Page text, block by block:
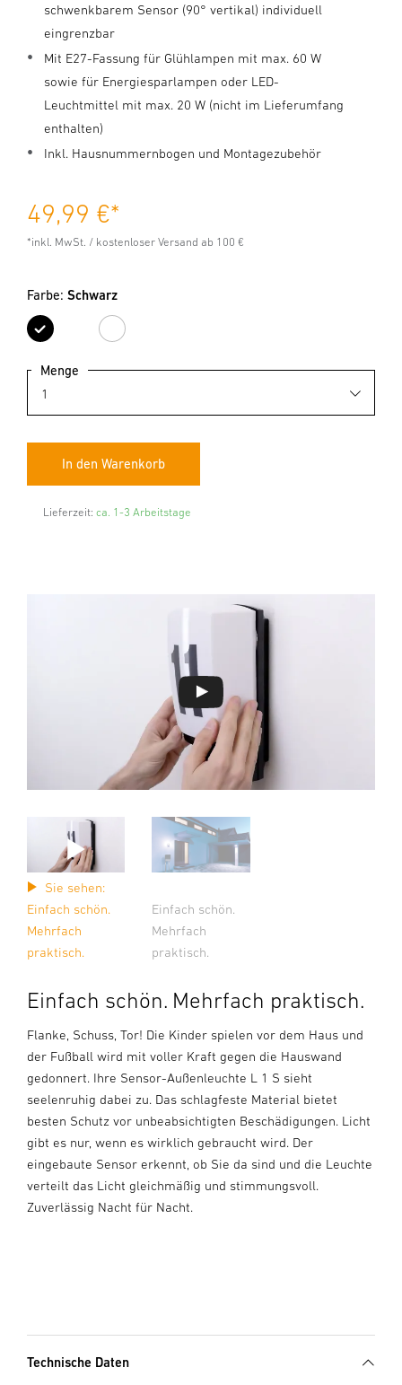
schwenkbarem Sensor (90° vertikal) individuell
eingrenzbar
Mit E27-Fassung für Glühlampen mit max. 60 W
sowie für Energiesparlampen oder LED-
Leuchtmittel mit max. 20 W (nicht im Lieferumfang
enthalten)
Inkl. Hausnummernbogen und Montagezubehör
49,99 €*
*inkl. MwSt. / kostenloser Versand ab 100 €
Farbe: Schwarz
SchwarzWeiß
Menge
Lieferzeit: ca. 1-3 Arbeitstage
Sie sehen:
Einfach schön.
Mehrfach
praktisch.
Einfach schön.
Mehrfach
praktisch.
Einfach schön. Mehrfach praktisch.
Flanke, Schuss, Tor! Die Kinder spielen vor dem Haus und
der Fußball wird mit voller Kraft gegen die Hauswand
gedonnert. Ihre Sensor-Außenleuchte L 1 S sieht
seelenruhig dabei zu. Das schlagfeste Material bietet
besten Schutz vor unbeabsichtigten Beschädigungen. Licht
gibt es nur, wenn es wirklich gebraucht wird. Der
eingebaute Sensor erkennt, ob Sie da sind und die Leuchte
verteilt das Licht gleichmäßig und stimmungsvoll.
Zuverlässig Nacht für Nacht.
Technische Daten